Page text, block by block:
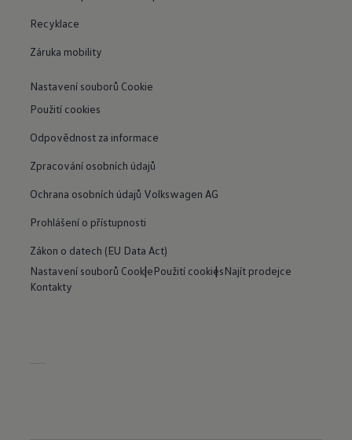
Recyklace
Záruka mobility
Nastavení souborů Cookie
Použití cookies
Odpovědnost za informace
Zpracování osobních údajů
Ochrana osobních údajů Volkswagen AG
Prohlášení o přístupnosti
Zákon o datech (EU Data Act)
Nastavení souborů CookiePoužití cookiesNajít prodejce
Kontakty